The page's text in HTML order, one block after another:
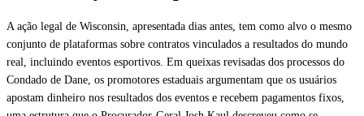
A ação legal de Wisconsin, apresentada dias antes, tem como alvo o mesmo
conjunto de plataformas sobre contratos vinculados a resultados do mundo
real, incluindo eventos esportivos. Em queixas revisadas dos processos do
Condado de Dane, os promotores estaduais argumentam que os usuários
apostam dinheiro nos resultados dos eventos e recebem pagamentos fixos,